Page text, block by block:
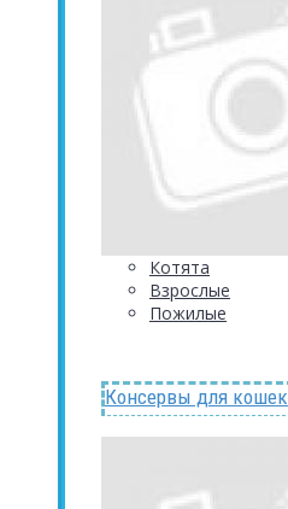
Котята
Взрослые
Пожилые
Консервы для кошек